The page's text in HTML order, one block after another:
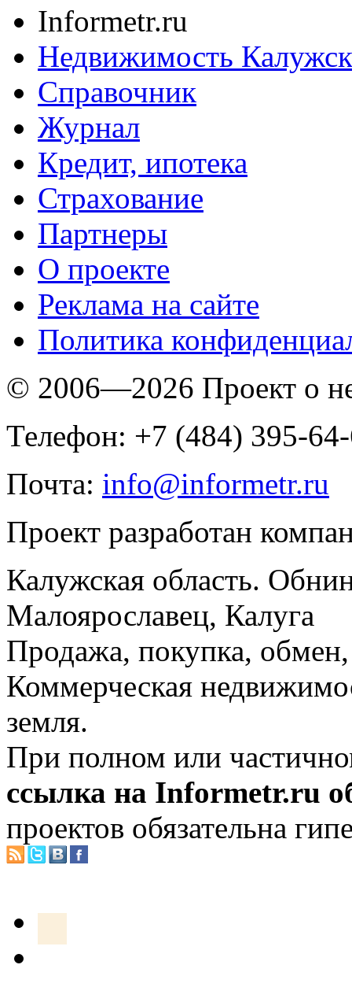
Informetr.ru
Недвижимость
Справочник
Журнал
Кредит, ипотека
Страхование
Партнеры
O проекте
Реклама на сайте
Политика
© 2006—2026 Проект о
Телефон: +7 (484) 395-
Почта: info@informetr.ru
Проект разработан
Калужская область.
Малоярославец, Калуга
Продажа, покупка, обмен,
Коммерческая
земля.
При полном или
ссылка на Informetr.ru
проектов обязательна